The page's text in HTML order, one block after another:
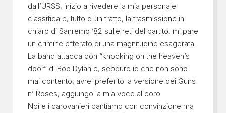
dall’URSS, inizio a rivedere la mia personale
classifica e, tutto d'un tratto, la trasmissione in
chiaro di Sanremo ’82 sulle reti del partito, mi pare
un crimine efferato di una magnitudine esagerata.
La band attacca con “knocking on the heaven’s
door” di Bob Dylan e, seppure io che non sono
mai contento, avrei preferito la versione dei Guns
n’ Roses, aggiungo la mia voce al coro.
Noi e i carovanieri cantiamo con convinzione ma